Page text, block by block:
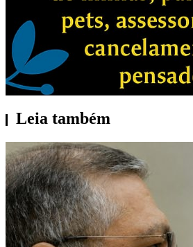
Leia também